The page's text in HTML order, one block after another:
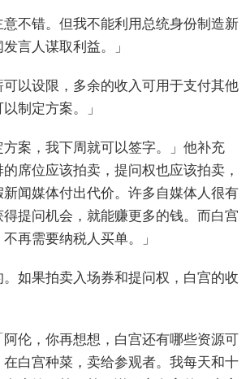
意不错。但我不能利用总统身份制造新
言人谋取利益。」
以设限，多余的收入可用于支付其他
制定方案。」
方案，我下周就可以签字。」他补充
席位应该拍卖，提问权也应该拍卖，
闻媒体付出代价。许多自媒体人很有
提问机会，就能赚更多的钱。而白宫
再需要纳税人买单。」
如果拍卖入场券和提问权，白宫的收
阿伦，你再想想，白宫还有哪些资源可
白宫种菜，卖给参观者。我每天和十